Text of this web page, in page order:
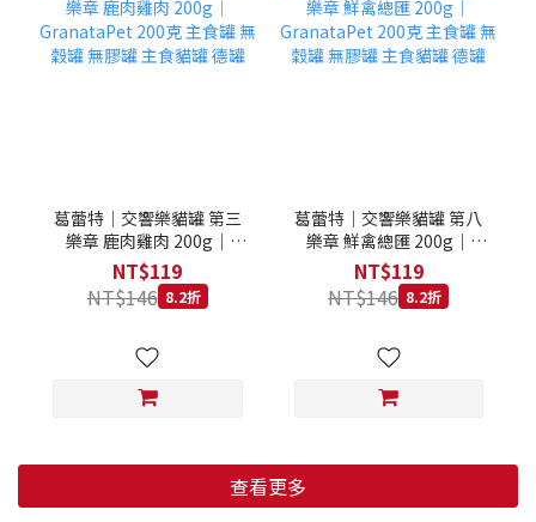
葛蕾特｜交響樂貓罐 第三
樂章 鹿肉雞肉 200g｜
GranataPet 200克 主食罐
無穀罐 無膠罐 主食貓罐 德
罐
NT$119
NT$146 8.2折
葛蕾特｜交響樂貓罐 第八
樂章 鮮禽總匯 200g｜
GranataPet 200克 主食罐
無穀罐 無膠罐 主食貓罐 德
罐
NT$119
NT$146 8.2折
查看更多